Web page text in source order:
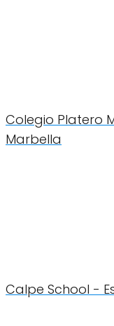
Colegio Platero
Marbella
Calpe School -